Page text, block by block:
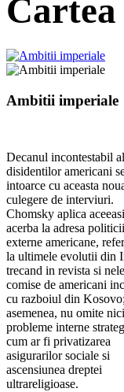
Ambitii imperiale
Decanul incontestabil al
disidentilor americani
intoarce cu aceasta
culegere de interviuri.
Chomsky aplica
acerba la adresa politicii
externe americane,
la ultimele evolutii din
trecand in revista si
comise de americani
cu razboiul din
asemenea, nu omite
probleme interne
cum ar fi privatizarea
asigurarilor sociale si
ascensiunea dreptei
ultrareligioase.